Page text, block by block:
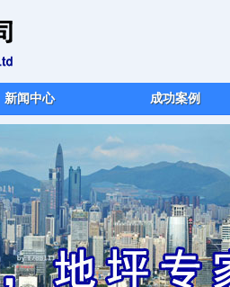
新闻中心 成功案例